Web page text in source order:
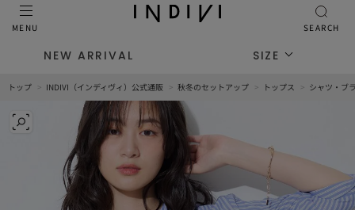
MENU SEARCH
NEW ARRIVAL SIZE
トップ INDIVI（インディヴィ）公式通販 秋冬のセットアップ トップス シャツ・ブ